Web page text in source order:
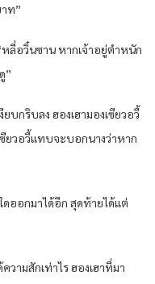
ท”
ลี่อวิ๋นซาน หากเจ้าอยู่ตำหนัก
”
บกริบลง ฮองเฮามองเซียวอวี้
ยวอวี้แทบจะบอกนางว่าหาก
ดออกมาได้อีก สุดท้ายได้แต่
วามสักเท่าไร ฮองเฮาที่มา